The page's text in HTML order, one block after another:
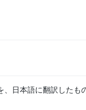
日本語に翻訳したも